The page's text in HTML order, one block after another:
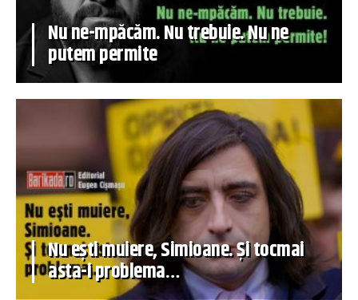
Nu ne-mpăcăm. Nu trebuie. Nu ne
putem permite
Nu ești muiere, Simioane. Și tocmai
asta-i problema…